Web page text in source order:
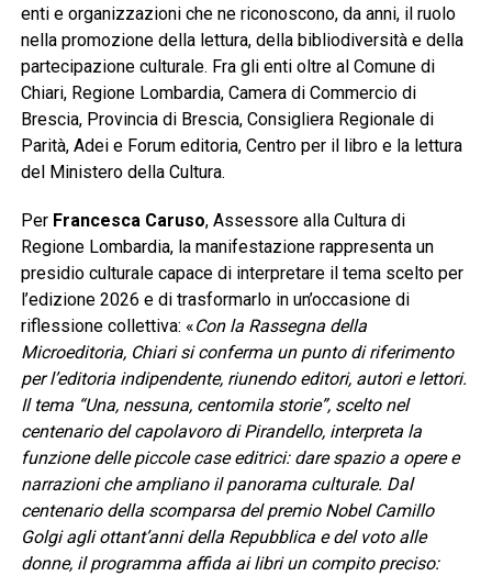
enti e organizzazioni che ne riconoscono, da anni, il ruolo
nella promozione della lettura, della bibliodiversità e della
partecipazione culturale. Fra gli enti oltre al Comune di
Chiari, Regione Lombardia, Camera di Commercio di
Brescia, Provincia di Brescia, Consigliera Regionale di
Parità, Adei e Forum editoria, Centro per il libro e la lettura
del Ministero della Cultura.
Per Francesca Caruso, Assessore alla Cultura di
Regione Lombardia, la manifestazione rappresenta un
presidio culturale capace di interpretare il tema scelto per
l’edizione 2026 e di trasformarlo in un’occasione di
riflessione collettiva: «Con la Rassegna della
Microeditoria, Chiari si conferma un punto di riferimento
per l’editoria indipendente, riunendo editori, autori e lettori.
Il tema “Una, nessuna, centomila storie”, scelto nel
centenario del capolavoro di Pirandello, interpreta la
funzione delle piccole case editrici: dare spazio a opere e
narrazioni che ampliano il panorama culturale. Dal
centenario della scomparsa del premio Nobel Camillo
Golgi agli ottant’anni della Repubblica e del voto alle
donne, il programma affida ai libri un compito preciso: